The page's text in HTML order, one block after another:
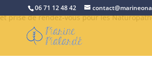
Retrouvez Marine Malardé sur Resalib :
et prise de rendez-vous pour les
06 71 12 48 42